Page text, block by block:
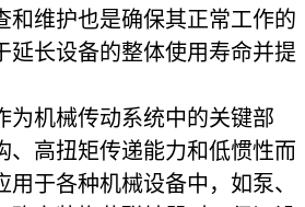
和维护也是确保其正常工作的
延长设备的整体使用寿命并提
为机械传动系统中的关键部
、高扭矩传递能力和低惯性而
于各种机械设备中，如泵、